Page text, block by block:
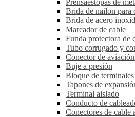
Prensaestopas de
Brida de nailon para
Brida de acero
Marcador de cable
Funda protectora de
Tubo corrugado y
Conector de
Buje a presión
Bloque de terminales
Tapones de
Terminal aislado
Conducto de
Conectores de cable